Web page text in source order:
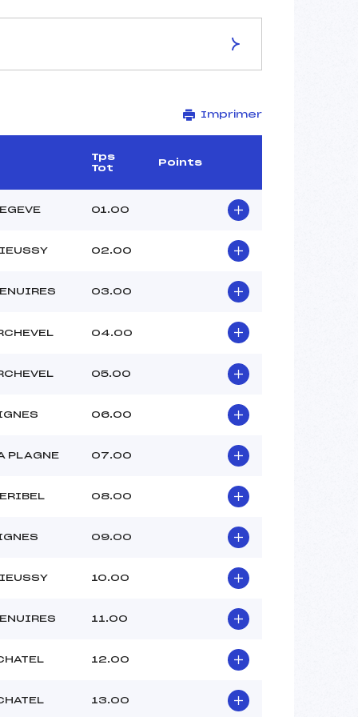
STADE E.ALLAIS
–
4034/07/19
:
Imprimer
Tps
Tot
Points
01.00
02.00
03.00
04.00
05.00
06.00
PLAGNE 07.00
08.00
09.00
10.00
11.00
12.00
13.00